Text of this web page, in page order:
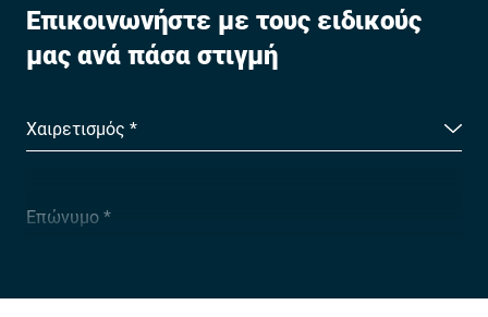
Επικοινωνήστε με τους ειδικούς
μας ανά πάσα στιγμή
Χαιρετισμός *
Επώνυμο *
Εταιρεία *